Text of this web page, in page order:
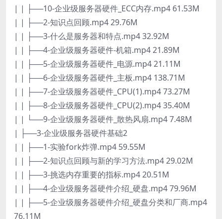
| | ├──10-企业级服务器硬件_ECC内存.mp4 61.53M
| | ├──2-知识点回顾.mp4 29.76M
| | ├──3-什么是服务器和特点.mp4 32.92M
| | ├──4-企业级服务器硬件-机箱.mp4 21.89M
| | ├──5-企业级服务器硬件_电源.mp4 21.11M
| | ├──6-企业级服务器硬件_主板.mp4 138.71M
| | ├──7-企业级服务器硬件_CPU(1).mp4 73.27M
| | ├──8-企业级服务器硬件_CPU(2).mp4 35.40M
| | └──9-企业级服务器硬件_散热风扇.mp4 7.48M
| ├──3-企业级服务器硬件基础2
| | ├──1-实验fork炸弹.mp4 59.55M
| | ├──2-知识点回顾与新的学习方法.mp4 29.02M
| | ├──3-挑选内存重要的指标.mp4 20.51M
| | ├──4-企业级服务器硬件介绍_硬盘.mp4 79.96M
| | ├──5-企业级服务器硬件介绍_硬盘分类和厂商.mp4
76.11M